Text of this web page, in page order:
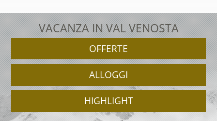
VACANZA IN VAL VENOSTA
OFFERTE
ALLOGGI
HIGHLIGHT